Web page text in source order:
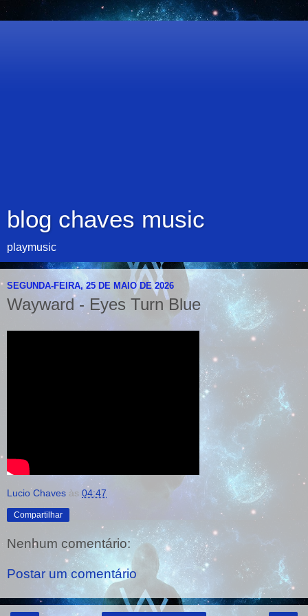
blog chaves music
playmusic
SEGUNDA-FEIRA, 25 DE MAIO DE 2026
Wayward - Eyes Turn Blue
Lucio Chaves às 04:47
Compartilhar
Nenhum comentário:
Postar um comentário